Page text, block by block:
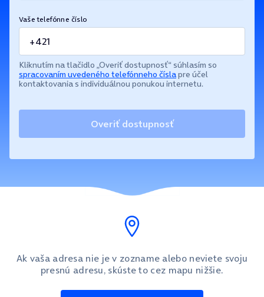
Vaše telefónne číslo
Kliknutím na tlačidlo „Overiť dostupnosť“ súhlasím so
spracovaním uvedeného telefónneho číslapre účel
kontaktovania s individuálnou ponukou internetu.
Overiť dostupnosť
Ak vaša adresa nie je v zozname alebo neviete svoju
presnú adresu, skúste to cez mapu nižšie.